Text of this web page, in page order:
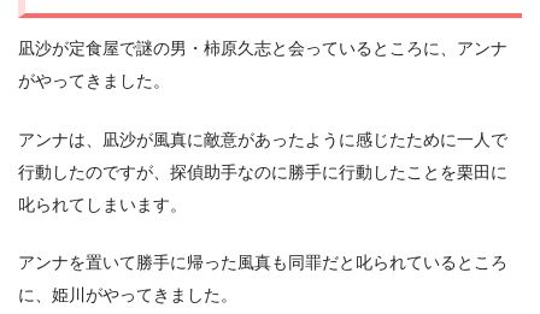
凪沙が定食屋で謎の男・柿原久志と会っているところに、アンナ
がやってきました。
アンナは、凪沙が風真に敵意があったように感じたために一人で
行動したのですが、探偵助手なのに勝手に行動したことを栗田に
叱られてしまいます。
アンナを置いて勝手に帰った風真も同罪だと叱られているところ
に、姫川がやってきました。